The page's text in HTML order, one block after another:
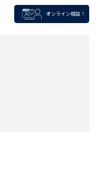
オンライン相談！